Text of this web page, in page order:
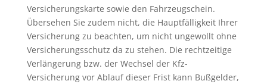
Versicherungskarte sowie den Fahrzeugschein.
Übersehen Sie zudem nicht, die Hauptfälligkeit Ihrer
Versicherung zu beachten, um nicht ungewollt ohne
Versicherungsschutz da zu stehen. Die rechtzeitige
Verlängerung bzw. der Wechsel der Kfz-
Versicherung vor Ablauf dieser Frist kann Bußgelder,